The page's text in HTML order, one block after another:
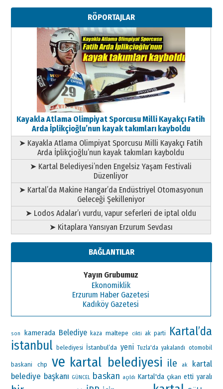
Metin Külünk: Aileyi Korumak
Geleceği Korumaktır
11 Mayıs 2026 Pazartesi
RÖPORTAJLAR
Kayakla Atlama Olimpiyat Sporcusu Milli Kayakçı Fatih
Arda İplikçioğlu’nun kayak takımları kayboldu
➤ Kayakla Atlama Olimpiyat Sporcusu Milli Kayakçı Fatih
Arda İplikçioğlu’nun kayak takımları kayboldu
➤ Kartal Belediyesi’nden Engelsiz Yaşam Festivali
Düzenliyor
➤ Kartal’da Makine Hangar’da Endüstriyel Otomasyonun
Geleceği Şekilleniyor
➤ Lodos Adalar’ı vurdu, vapur seferleri de iptal oldu
➤ Kitaplara Yansıyan Erzurum Sevdası
BAĞLANTILAR
Yayın Grubumuz
Ekonomiklik
Erzurum Haber Gazetesi
Kadıköy Gazetesi
son kamerada Belediye kaza maltepe cikti ak parti Kartal’da
istanbul belediyesi İstanbul’da yeni Tuzla'da yakalandı otomobil
baskani chp ve kartal belediyesi ile ak
kartal
belediye başkanı GÜNCEL baskan açıldı Kartal'da çıkan etti yaralı